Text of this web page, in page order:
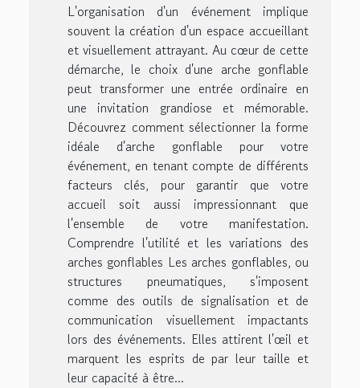
L'organisation d'un événement implique
souvent la création d'un espace accueillant
et visuellement attrayant. Au cœur de cette
démarche, le choix d'une arche gonflable
peut transformer une entrée ordinaire en
une invitation grandiose et mémorable.
Découvrez comment sélectionner la forme
idéale d'arche gonflable pour votre
événement, en tenant compte de différents
facteurs clés, pour garantir que votre
accueil soit aussi impressionnant que
l'ensemble de votre manifestation.
Comprendre l'utilité et les variations des
arches gonflables Les arches gonflables, ou
structures pneumatiques, s'imposent
comme des outils de signalisation et de
communication visuellement impactants
lors des événements. Elles attirent l'œil et
marquent les esprits de par leur taille et
leur capacité à être...